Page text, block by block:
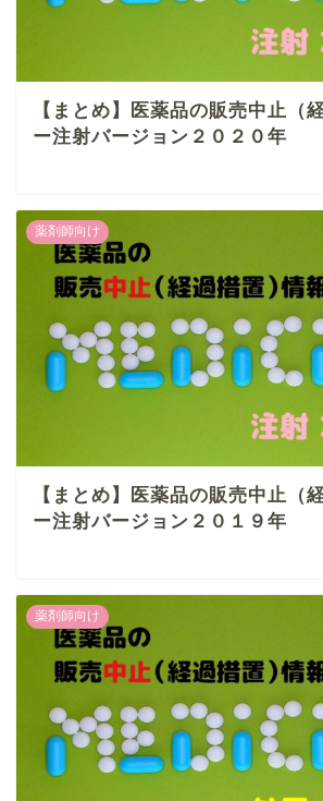
【まとめ】医薬品の販売中止（
ー注射バージョン２０２０年
薬剤師向け
【まとめ】医薬品の販売中止（
ー注射バージョン２０１９年
薬剤師向け